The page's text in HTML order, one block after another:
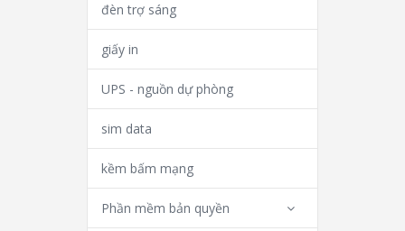
đèn trợ sáng
giấy in
UPS - nguồn dự phòng
sim data
kềm bấm mạng
Phần mềm bản quyền